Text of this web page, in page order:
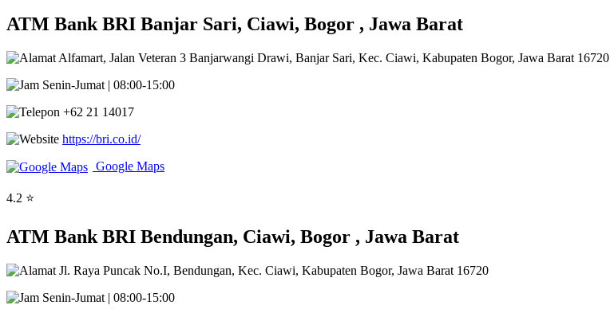
ATM Bank BRI Banjar Sari, Ciawi, Bogor , Jawa Barat
Alfamart, Jalan Veteran 3 Banjarwangi Drawi, Banjar Sari, Kec. Ciawi, Kabupaten Bogor, Jawa Barat 16720
Senin-Jumat | 08:00-15:00
+62 21 14017
https://bri.co.id/
Google Maps
4.2 ⭐
ATM Bank BRI Bendungan, Ciawi, Bogor , Jawa Barat
Jl. Raya Puncak No.I, Bendungan, Kec. Ciawi, Kabupaten Bogor, Jawa Barat 16720
Senin-Jumat | 08:00-15:00